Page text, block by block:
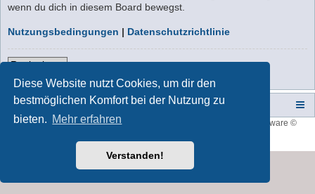
Diese Website nutzt Cookies, um dir den
bestmöglichen Komfort bei der Nutzung zu
bieten. Mehr erfahren
Verstanden!
wenn du dich in diesem Board bewegst.
Nutzungsbedingungen | Datenschutzrichtlinie
Registrieren
Campers-World-Forum Portal Foren-Übersicht
Style developer byforum tricolor
® Forum Software ©
Deutsche Übersetzung durch